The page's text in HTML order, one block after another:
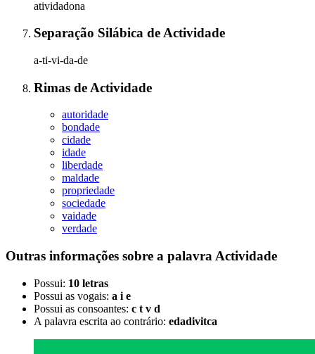
atividadona
Separação Silábica deActividade
a-ti-vi-da-de
Rimas de Actividade
autoridade
bondade
cidade
idade
liberdade
maldade
propriedade
sociedade
vaidade
verdade
Outras informações sobre a palavra Actividade
Possui: 10 letras
Possui as vogais: a i e
Possui as consoantes: c t v d
A palavra escrita ao contrário: edadivitca